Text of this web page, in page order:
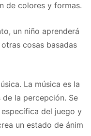
de colores y formas.
un niño aprenderá
cosas basadas
La música es la
la percepción. Se
del juego y
un estado de ánim